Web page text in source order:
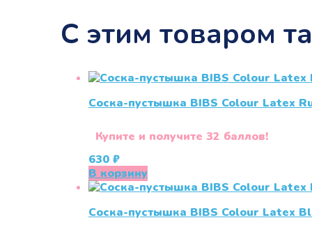
С этим товаром
Соска-пустышка BIBS Colour Latex
Купите и получите 32 баллов!
630 ₽
В корзину
Соска-пустышка BIBS Colour Latex